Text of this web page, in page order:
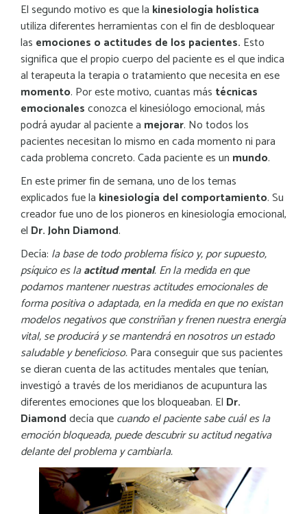
El segundo motivo es que la kinesiología holística
utiliza diferentes herramientas con el fin de desbloquear
las emociones o actitudes de los pacientes. Esto
significa que el propio cuerpo del paciente es el que indica
al terapeuta la terapia o tratamiento que necesita en ese
momento. Por este motivo, cuantas más técnicas
emocionalesconozca el kinesiólogo emocional, más
podrá ayudar al paciente a mejorar. No todos los
pacientes necesitan lo mismo en cada momento ni para
cada problema concreto. Cada paciente es un mundo.
En este primer fin de semana, uno de los temas
explicados fue la kinesiología del comportamiento. Su
creador fue uno de los pioneros en kinesiología emocional,
el Dr. John Diamond.
Decía: la base de todo problema físico y,por supuesto,
psíquico es laactitud mental. En la medida en que
podamos mantener nuestras actitudes emocionales de
forma positiva o adaptada, en la medida en que no existan
modelos negativos que constriñan y frenen nuestra energía
vital, se producirá y se mantendrá en nosotros un estado
saludable y beneficioso.Para conseguir que sus pacientes
se dieran cuenta de las actitudes mentales que tenían,
investigó a través de los meridianos de acupuntura las
diferentes emociones que los bloqueaban. El Dr.
Diamonddecía quecuando el paciente sabe cuál es la
emoción bloqueada, puede descubrir su actitud negativa
delante del problema y cambiarla.